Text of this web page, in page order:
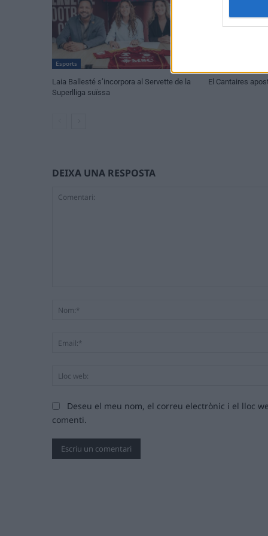
Esports
Laia Ballesté s’incorpora al Servette de la
Superlliga suïssa
El Cantaires
DEIXA UNA RESPOSTA
Deseu el meu nom, el correu electrònic i el lloc
comenti.